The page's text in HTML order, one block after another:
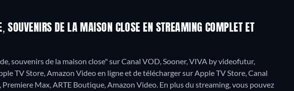
SOUVENIRS DE LA MAISON CLOSE EN STREAMING COMPLET ET
souvenirs de la maison close" sur Canal VOD, Sooner, VIVA by videofutur,
TV Store, Amazon Video en ligne et de télécharger sur Apple TV Store, Canal
Max, ARTE Boutique, Amazon Video. En plus du streaming, vous pouvez